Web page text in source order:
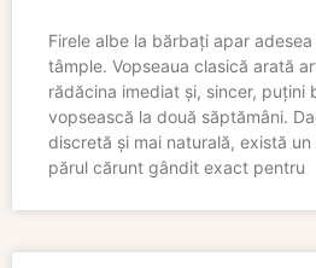
Firele albe la bărbați apar
tâmple. Vopseaua clasică arată
rădăcina imediat și, sincer, puțini
vopsească la două săptămâni.
discretă și mai naturală, există
părul cărunt gândit exact pentru